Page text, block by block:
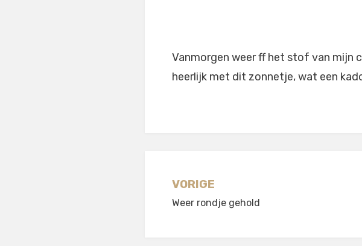
Vanmorgen weer ff het stof van mijn
heerlijk met dit zonnetje, wat een
Berichtnavigatie
VORIGE
Weer rondje gehold